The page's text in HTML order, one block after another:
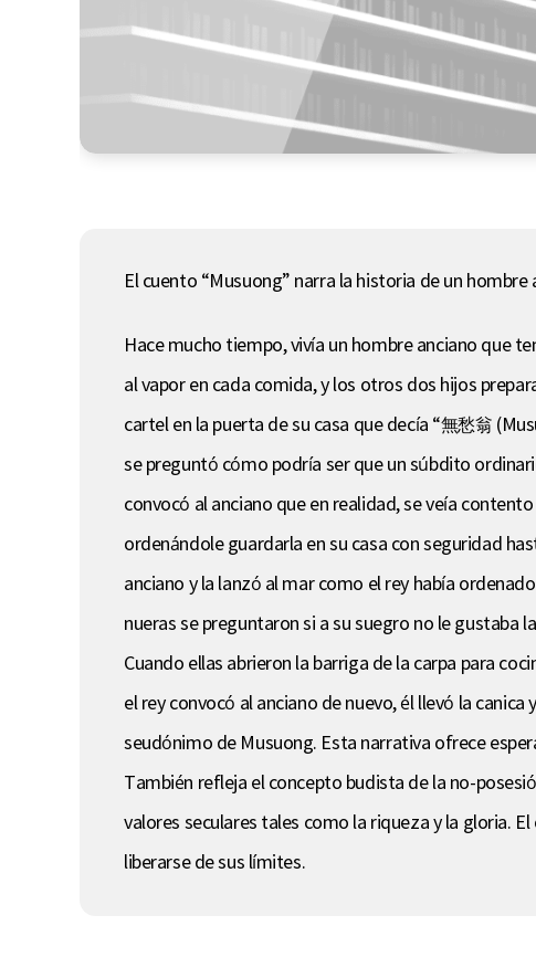
El cuento “Musuong” narra la historia de un
Hace mucho tiempo, vivía un hombre anciano que
al vapor en cada comida, y los otros dos hijos
cartel en la puerta de su casa que decía “無愁翁
se preguntó cómo podría ser que un súbdito
convocó al anciano que en realidad, se veía
ordenándole guardarla en su casa con seguridad
anciano y la lanzó al mar como el rey había
nueras se preguntaron si a su suegro no le gustaba
Cuando ellas abrieron la barriga de la carpa para
el rey convocó al anciano de nuevo, él llevó la
seudónimo de Musuong. Esta narrativa ofrece
También refleja el concepto budista de la no-
valores seculares tales como la riqueza y la gloria.
liberarse de sus límites.